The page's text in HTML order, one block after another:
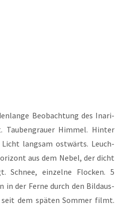
Beob­ach­tung des Ina­ri­
Tau­ben­grau­er Him­mel. Hin­ter
lang­sam ost­wärts. Leuch­
aus dem Nebel, der dicht
Schnee, ein­zel­ne Flo­cken. 5
in der Fer­ne durch den Bild­aus­
dem spä­ten Som­mer filmt.